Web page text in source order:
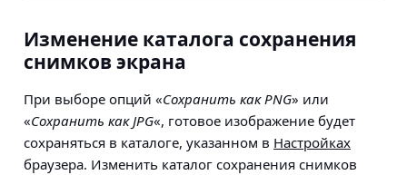
Изменение каталога сохранения
снимков экрана
При выборе опций «Сохранить как PNG» или
«Сохранить как JPG«, готовое изображение будет
сохраняться в каталоге, указанном в Настройках
браузера. Изменить каталог сохранения снимков